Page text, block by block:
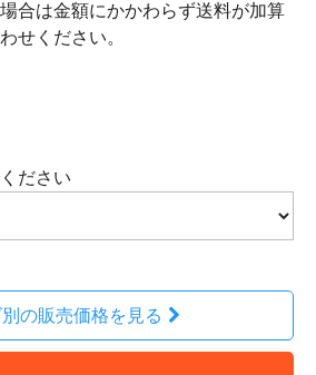
合は金額にかかわらず送料が加算
せください。
ださい
の販売価格を見る